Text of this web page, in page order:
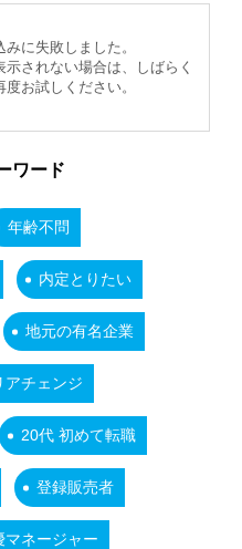
に失敗しました。
されない場合は、しばらく
お試しください。
ワード
年齢不問
内定とりたい
地元の有名企業
アチェンジ
20代 初めて転職
登録販売者
マネージャー